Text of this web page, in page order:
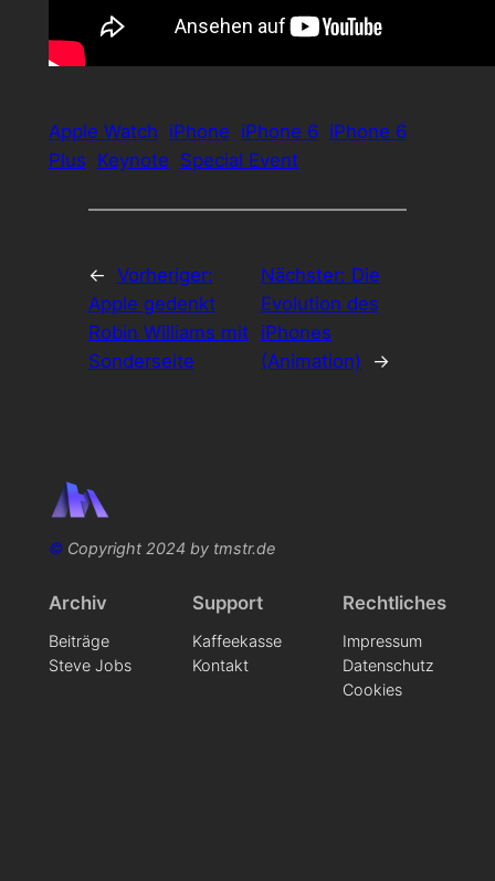
Apple Watch iPhone iPhone 6 iPhone 6
Plus Keynote Special Event
← Vorheriger:
Apple gedenkt
Robin Williams mit
Sonderseite
Nächster: Die
Evolution des
iPhones
(Animation)
→
©Copyright 2024 by tmstr.de
Archiv
Beiträge
Steve Jobs
Support
Kaffeekasse
Kontakt
Rechtliches
Impressum
Datenschutz
Cookies